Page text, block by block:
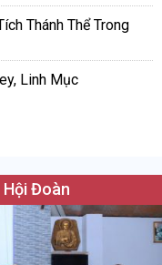
Thánh Thể Trong
Linh Mục
Hội Đoàn